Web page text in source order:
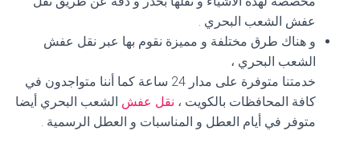
عفش الشعب البحري .
و هناك طرق مختلفة و مميزة نقوم بها عبر نقل عفش
الشعب البحري ،
خدمتنا متوفرة على مدار 24 ساعة كما أننا متواجدون في
كافة المحافظات بالكويت ، نقل عفش الشعب البحري أيضا
متوفر في أيام العطل و المناسبات و العطل الرسمية .